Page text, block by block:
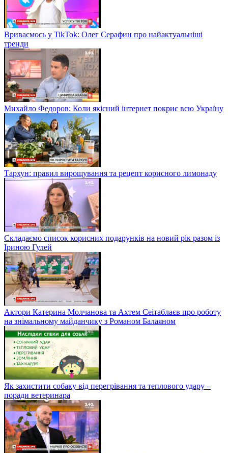
Вриваємось у TikTok: Олег Серафин про найактуальніші
тренди
Михайло Федоров: Коли якісний інтернет покриє всю Україну
Тархун: правил вирощування та рецепт корисного лимонаду
Складаємо список корисних подарунків на новий рік разом із
Іриною Гулей
Актори Катерина Молчанова та Ахтем Сеітаблаєв про роботу
на знімальному майданчику з Романом Балаяном
Як захистити собаку від перегрівання та теплового удару –
поради ветеринара